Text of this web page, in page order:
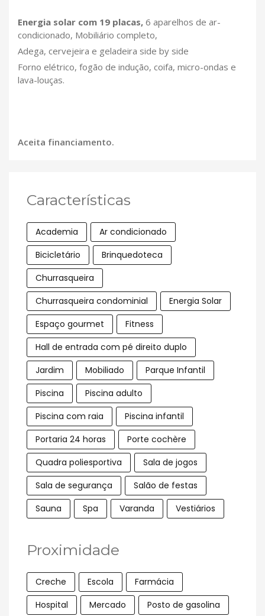
Energia solar com 19 placas, 6 aparelhos de ar-
condicionado, Mobiliário completo,
Adega, cervejeira e geladeira side by side
Forno elétrico, fogão de indução, coifa, micro-ondas e
lava-louças.
Aceita financiamento.
Características
Academia
Ar condicionado
Bicicletário
Brinquedoteca
Churrasqueira
Churrasqueira condominial
Energia Solar
Espaço gourmet
Fitness
Hall de entrada com pé direito duplo
Jardim
Mobiliado
Parque Infantil
Piscina
Piscina adulto
Piscina com raia
Piscina infantil
Portaria 24 horas
Porte cochère
Quadra poliesportiva
Sala de jogos
Sala de segurança
Salão de festas
Sauna
Spa Varanda Vestiários
Proximidade
Creche Escola
Farmácia
Hospital
Mercado Posto de gasolina